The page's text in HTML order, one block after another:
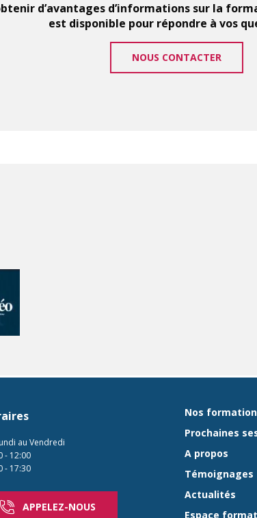
d’avantages d’informations sur la
est disponible pour répondre à vos
NOUS CONTACTER
au Vendredi
- 12:00
- 17:30
APPELEZ-NOUS
Nos
Prochaines
A propos
Témoignages
Actualités
Espace